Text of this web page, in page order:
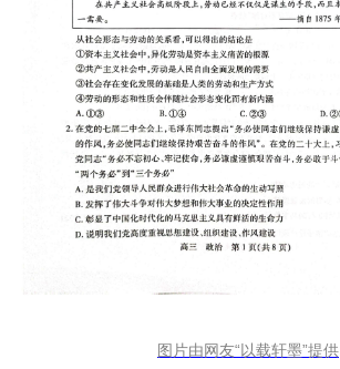
图片由网友“以载轩墨”提供